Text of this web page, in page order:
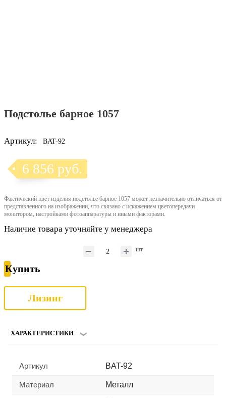
Подстолье барное 1057
Артикул: BAT-92
6 856 руб.
Фактический цвет изделия подстолье барное 1057 может незначительно отличаться от
представленного на изображении, что связано с искажением цветопередачи
монитором, настройками фотоаппаратуры и иными факторами.
Наличие товара уточняйте у менеджера
шт
Купить
Лизинг
ХАРАКТЕРИСТИКИ
Артикул BAT-92
Материал Металл